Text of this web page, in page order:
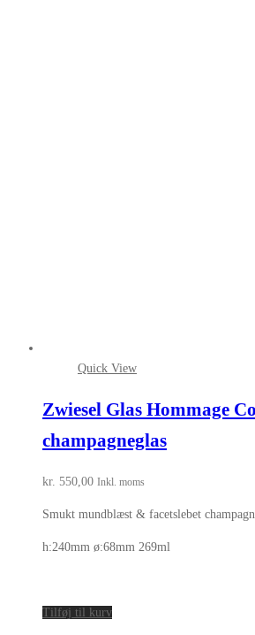
Quick View
Zwiesel Glas Hommage
champagneglas
kr. 550,00 Inkl. moms
Smukt mundblæst & facetslebet
h:240mm ø:68mm 269ml
Tilføj til kurv